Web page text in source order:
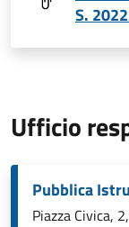
S.
Ufficio
Pubblica
Piazza Civica,